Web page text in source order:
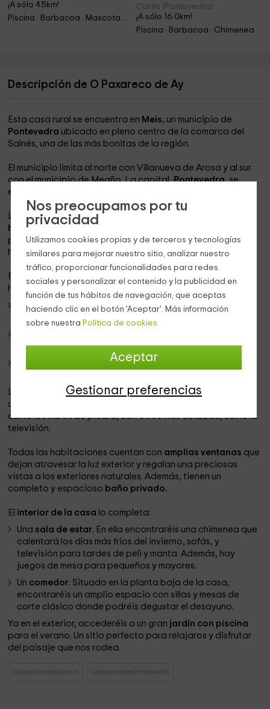
Nos preocupamos por tu
privacidad
Utilizamos cookies propias y de terceros y tecnologías
similares para mejorar nuestro sitio, analizar nuestro
tráfico, proporcionar funcionalidades para redes
sociales y personalizar el contenido y la publicidad en
función de tus hábitos de navegación, que aceptas
haciendo clic en el botón 'Aceptar'. Más información
sobre nuestra Política de cookies.
Aceptar
Gestionar preferencias
¡A sólo 4.5km!
Piscina · Barbacoa · Mascotas · Chimenea · Jacuzzi
Cuntis (Pontevedra)
¡A sólo 16.0km!
Piscina · Barbacoa · Chimenea
Descripción de O Paxareco de Ay
Esta casa rural se encuentra en Meis, un municipio de
Pontevedra ubicado en pleno centro de la comarca del
Salnés, una de las más bonitas de la región.
El municipio limita al norte con Villanueva de Arosa y al sur
con el municipio de Meaño. La capital,Pontevedra, se
encuentra muy cerca, a tan solo
La casa tiene capacidad para alojar a un
huéspedes
posibilidad de alquilarla en su totalidad o por
habitaciones.
En total, cuenta con 5 habitaciones dobles , de las cuales
hay:
3 Dobles estándar, más sencillas pero con todo lo
necesario para que te sientas como en casa.
anteriores.
, para escapadas cargadas de
Las habitacionescombinan tradición con modernidad
con elementos característicos de la arquitectura gallega,
como los muros de piedra, con otros más actuales, como la
televisión.
Todas las habitaciones cuentan con amplias ventanas que
dejan atravesar la luz exterior y regalan una preciosas
vistas a los exteriores naturales. Además, tienen un
completo y espacioso baño privado.
El interior de la casa lo completa:
Una sala de estar. En ella encontraréis una chimenea que
calentará los días más frios del invierno, sofás, y
televisión para tardes de peli y manta. Además, hay
juegos de mesa para pequeños y mayores.
Un comedor. Situado en la planta baja de la casa,
encontraréis un amplio espacio con sillas y mesas de
corte clásico donde podréis degustar el desayuno.
Ya en el exterior, accederéis a un gran jardín con piscina
para el verano. Un sitio perfecto para relajaros y disfrutar
del paisaje que nos rodea.
Casas Rurales Galicia Casas Rurales Pontevedra